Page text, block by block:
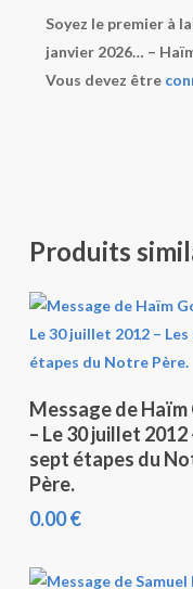
Soyez le premier à
janvier 2026… –
Vous devez être
Produits
Ajouter Au
Message de Haïm
– Le 30 juillet 2012
sept étapes du
Père.
0.00€